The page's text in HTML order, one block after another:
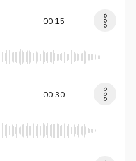
00:15
00:30